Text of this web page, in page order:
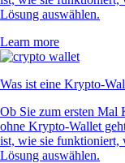
Lösung auswählen.
Learn more
Was ist eine Krypto-
Ob Sie zum ersten Mal
ohne Krypto-Wallet
ist, wie sie funktioniert,
Lösung auswählen.